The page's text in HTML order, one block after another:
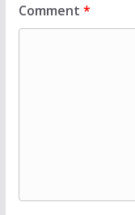
Comment *